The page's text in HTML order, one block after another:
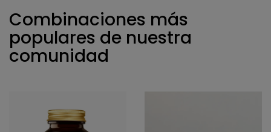
Combinaciones más
populares de nuestra
comunidad